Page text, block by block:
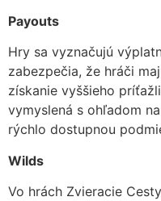
Payouts
Hry sa vyznačujú
zabezpečia, že hráči
získanie vyššieho
vymyslená s ohľadom
rýchlo dostupnou
Wilds
Vo hrách Zvieracie